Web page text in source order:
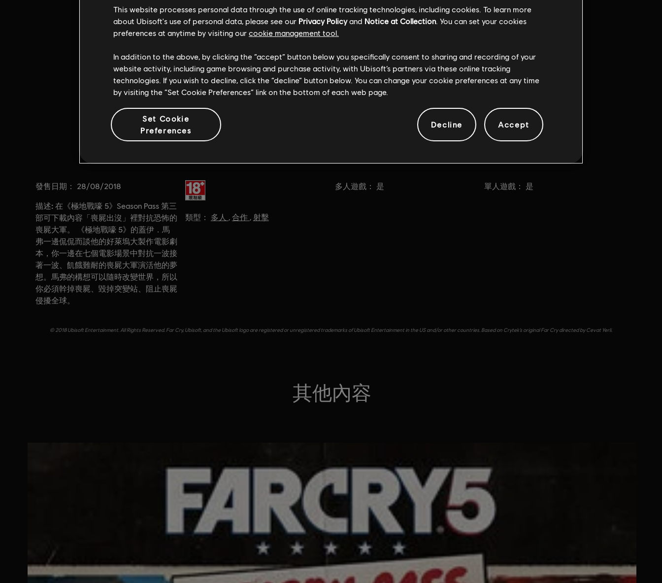
發售日期： 28/08/2018
描述: 在《極地戰嚎 5》Season Pass 第三
部可下載內容「喪屍出沒」裡對抗恐怖的
喪屍大軍。 《極地戰嚎 5》的蓋伊．馬
弗一邊侃侃而談他的好萊塢大製作電影劇
本，你一邊在七個電影場景中對抗一波接
著一波、飢餓難耐的喪屍大軍演活他的夢
想。馬弗的構想可以隨時改變世界，所以
你必須幹掉喪屍、毀掉突變站、阻止喪屍
侵擾全球。
分級：
類型： 多人 , 合作 , 射擊
多人遊戲： 是 單人遊戲： 是
© 2018 Ubisoft Entertainment. All Rights Reserved. Far Cry, Ubisoft, and the Ubisoft logo are registered or unregistered trademarks of Ubisoft Entertainment in the US and/or other countries. Based on Crytek’s original Far Cry directed by Cevat Yerli.
其他內容
This website processes personal data through the use of online tracking technologies, including cookies. To learn more
about Ubisoft's use of personal data, please see our Privacy Policyand Notice at Collection. You can set your cookies
preferences at anytime by visiting our cookie management tool.
In addition to the above, by clicking the “accept” button below you specifically consent to sharing and recording of your
website activity, including game browsing and purchase activity, with Ubisoft’s partners via these online tracking
technologies. If you wish to decline, click the “decline” button below. You can change your cookie preferences at any time
by visiting the “Set Cookie Preferences” link on the bottom of each web page.
Set Cookie
Preferences
Decline Accept